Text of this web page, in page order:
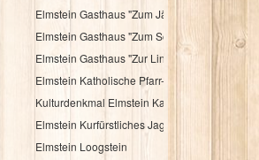
Elmstein Gasthaus "Zum Jäger aus Kurpfalz"
Elmstein Gasthaus "Zum Schloßberg"
Elmstein Gasthaus "Zur Linde"
Elmstein Katholische Pfarr- und Wallfahrtskirche
Kulturdenkmal Elmstein Katholisches Pfarrhaus
Elmstein Kurfürstliches Jagdhaus
Elmstein Loogstein